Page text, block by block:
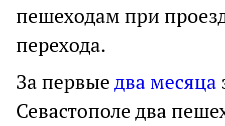
пешеходам при
перехода.
За первыедва месяца
Севастополе два